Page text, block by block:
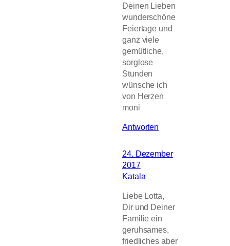
Deinen Lieben
wunderschöne
Feiertage und
ganz viele
gemütliche,
sorglose
Stunden
wünsche ich
von Herzen
moni
Antworten
24. Dezember
2017
Katala
Liebe Lotta,
Dir und Deiner
Familie ein
geruhsames,
friedliches aber